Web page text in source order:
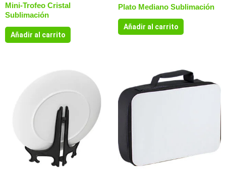
Mini-Trofeo Cristal
Sublimación
Añadir al carrito
Plato Mediano Sublimación
Añadir al carrito